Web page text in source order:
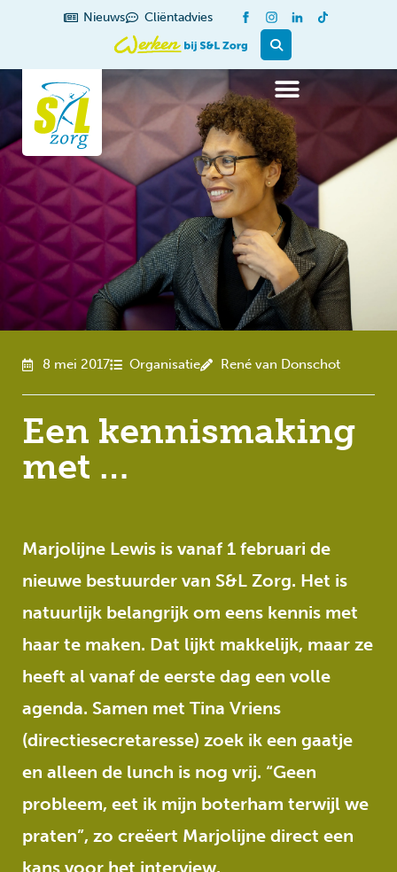
Nieuws Cliëntadvies
8 mei 2017 Organisatie René van Donschot
Een kennismaking
met …
Marjolijne Lewis is vanaf 1 februari de
nieuwe bestuurder van S&L Zorg. Het is
natuurlijk belangrijk om eens kennis met
haar te maken. Dat lijkt makkelijk, maar ze
heeft al vanaf de eerste dag een volle
agenda. Samen met Tina Vriens
(directiesecretaresse) zoek ik een gaatje
en alleen de lunch is nog vrij. “Geen
probleem, eet ik mijn boterham terwijl we
praten”, zo creëert Marjolijne direct een
kans voor het interview.